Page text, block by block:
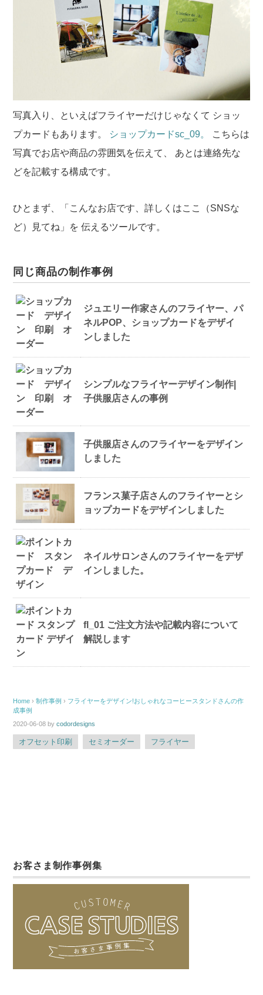
写真入り、といえばフライヤーだけじゃなくて ショッ
プカードもあります。
ショップカードsc_09。
こちらは
写真でお店や商品の雰囲気を伝えて、
あとは連絡先な
どを記載する構成です。
ひとまず、「こんなお店です、詳しくはここ（SNSな
ど）見てね」を 伝えるツールです。
同じ商品の制作事例
ジュエリー作家さんのフライヤー、パ
ネルPOP、ショップカードをデザイ
ンしました
シンプルなフライヤーデザイン制作|
子供服店さんの事例
子供服店さんのフライヤーをデザイン
しました
フランス菓子店さんのフライヤーとシ
ョップカードをデザインしました
ネイルサロンさんのフライヤーをデザ
インしました。
fl_01 ご注文方法や記載内容について
解説します
Home ›制作事例 › フライヤーをデザイン!おしゃれなコーヒースタンドさんの作
成事例
2020-06-08 bycodordesigns
オフセット印刷 セミオーダー フライヤー
お客さま制作事例集